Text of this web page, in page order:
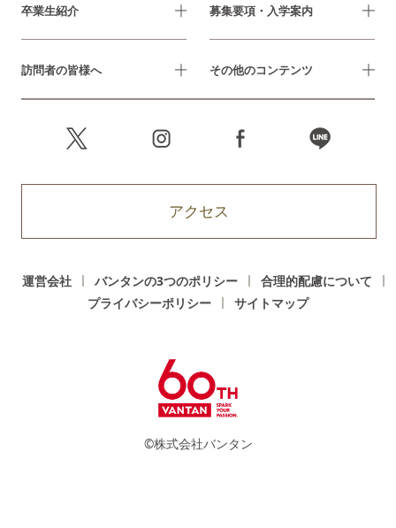
卒業生紹介 募集要項・入学案内
訪問者の皆様へ その他のコンテンツ
アクセス
運営会社 バンタンの3つのポリシー
合理的配慮について
プライバシーポリシー
サイトマップ
©株式会社バンタン